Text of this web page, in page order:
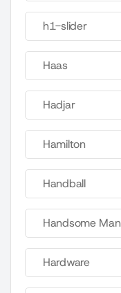
h1-slider
Haas
Hadjar
Hamilton
Handball
Handsome Man
Hardware